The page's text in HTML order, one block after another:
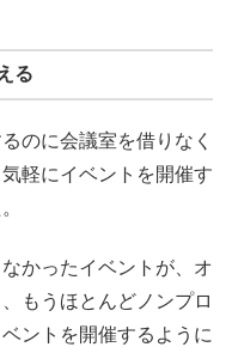
る
のに会議室を借りなく
軽にイベントを開催す
かったイベントが、オ
もうほとんどノンプロ
ントを開催するように